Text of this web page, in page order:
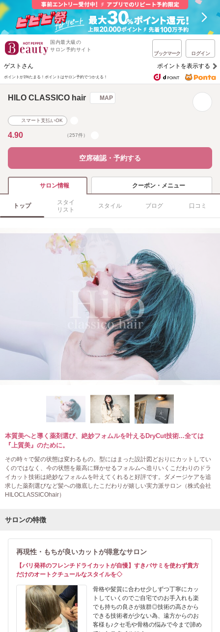
国内最大級の
サロン予約サイト
ブックマーク ログイン
ゲストさん ポイントを表示する
ポイントが1%たまる！ ポイントはサロン予約でつかえる！
HILO CLASSICO hair MAP
スマート支払いOK
4.90 （257件）
空席確認・予約する
サロン情報 クーポン・メニュー
トップ
スタイ
リスト
スタイル ブログ 口コミ
本質美へと導く薬剤選び、絶妙フォムルを叶えるDryCut技術...全ては
『上質美』のために。
その時々で髪の状態は変わるもの。型にはまった設計図どおりにカットしてい
くのではなく、今の状態を最高に輝かせるフォルムへ造りいくこだわりのドラ
イカット技術は絶妙なフォルムを叶えてくれると好評です。ダメージケアを追
求した薬剤選びなど髪への徹底したこだわりが嬉しい実力派サロン（株式会社
HILOCLASSICOhair）
サロンの特徴
再現性・もちが良いカットが得意なサロン
【パリ発祥のフレンチドライカットが自慢】すきバサミを使わず貴方
だけのオートクチュールなスタイルを◇
骨格や髪質に合わせ少しずつ丁寧にカッ
トしていくのでご自宅でのお手入れも楽
でも持ちの良さが抜群◎技術の高さから
できる技術者が少ない為、遠方からのお
客様も♪クセ毛や骨格の悩みで今まで諦め